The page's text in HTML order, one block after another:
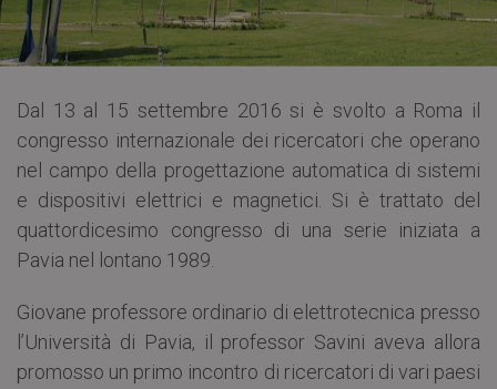
Dal 13 al 15 settembre 2016 si è svolto a Roma il
congresso internazionale dei ricercatori che operano
nel campo della progettazione automatica di sistemi
e dispositivi elettrici e magnetici. Si è trattato del
quattordicesimo congresso di una serie iniziata a
Pavia nel lontano 1989.
Giovane professore ordinario di elettrotecnica presso
l’Università di Pavia, il professor Savini aveva allora
promosso un primo incontro di ricercatori di vari paesi